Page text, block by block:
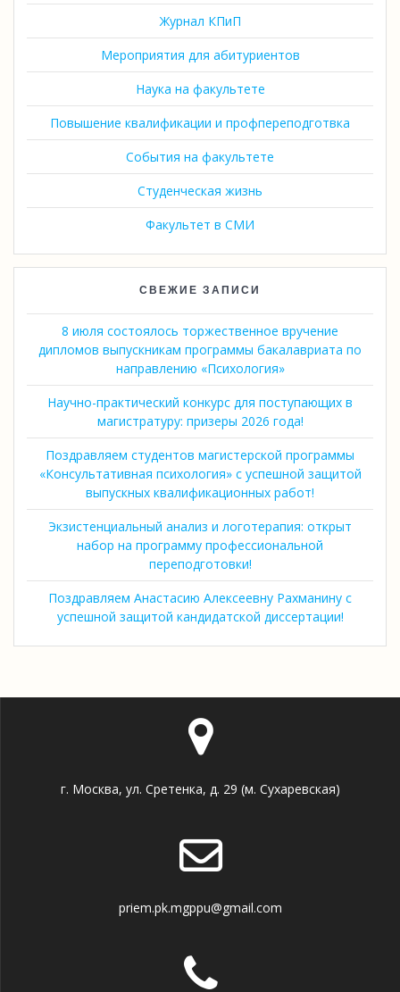
Журнал КПиП
Мероприятия для абитуриентов
Наука на факультете
Повышение квалификации и профпереподготвка
События на факультете
Студенческая жизнь
Факультет в СМИ
СВЕЖИЕ ЗАПИСИ
8 июля состоялось торжественное вручение
дипломов выпускникам программы бакалавриата по
направлению «Психология»
Научно-практический конкурс для поступающих в
магистратуру: призеры 2026 года!
Поздравляем студентов магистерской программы
«Консультативная психология» с успешной защитой
выпускных квалификационных работ!
Экзистенциальный анализ и логотерапия: открыт
набор на программу профессиональной
переподготовки!
Поздравляем Анастасию Алексеевну Рахманину с
успешной защитой кандидатской диссертации!
г. Москва, ул. Сретенка, д. 29 (м. Сухаревская)
priem.pk.mgppu@gmail.com